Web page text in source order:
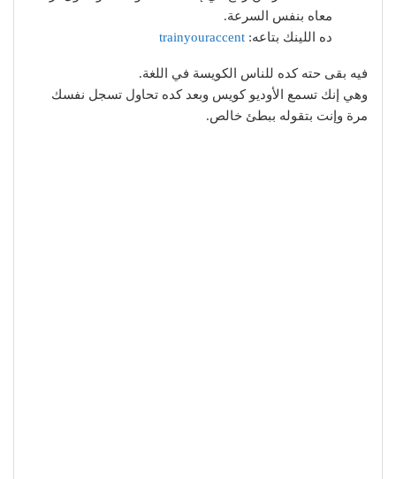
معاه بنفس السرعة.
ده اللينك بتاعه: trainyouraccent
فيه بقى حته كده للناس الكويسة في اللغة.
وهي إنك تسمع الأوديو كويس وبعد كده تحاول تسجل نفسك
مرة وإنت بتقوله ببطئ خالص.